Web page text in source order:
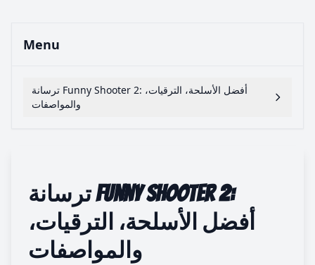
Menu
ترسانة Funny Shooter 2: أفضل الأسلحة، الترقيات،
والمواصفات
ترسانة Funny Shooter 2:
أفضل الأسلحة، الترقيات،
والمواصفات